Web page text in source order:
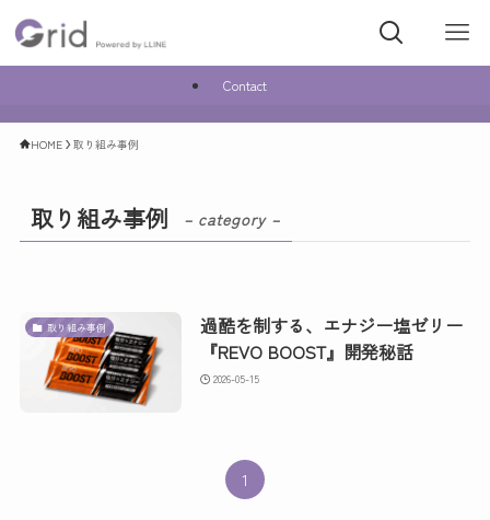
Contact
HOME 取り組み事例
取り組み事例 – category –
取り組み事例
過酷を制する、エナジー塩ゼリー
『REVO BOOST』開発秘話
2026-05-15
1